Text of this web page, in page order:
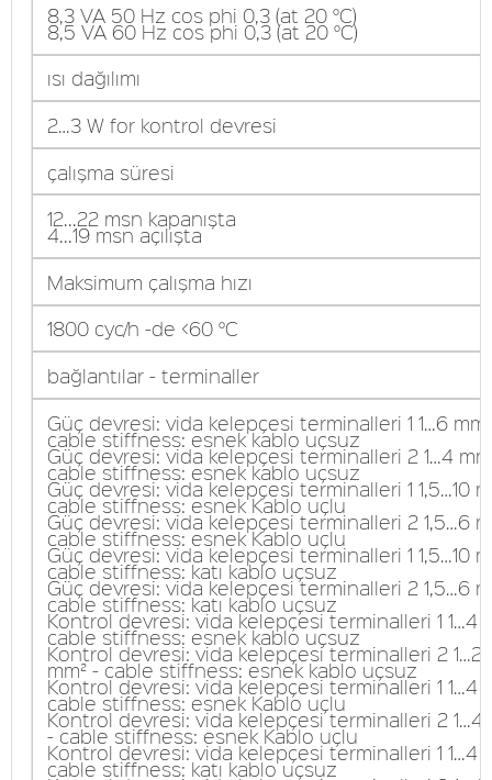
8,3 VA 50 Hz cos phi 0,3 (at 20 °C)
8,5 VA 60 Hz cos phi 0,3 (at 20 °C)
ısı dağılımı
2…3 W for kontrol devresi
çalışma süresi
12...22 msn kapanışta
4...19 msn açılışta
Maksimum çalışma hızı
1800 cyc/h -de <60 °C
bağlantılar - terminaller
Güç devresi: vida kelepçesi terminalleri 1 1…6
cable stiffness: esnek kablo uçsuz
Güç devresi: vida kelepçesi terminalleri 2 1…4
cable stiffness: esnek kablo uçsuz
Güç devresi: vida kelepçesi terminalleri 1 1,5…10
cable stiffness: esnek Kablo uçlu
Güç devresi: vida kelepçesi terminalleri 2 1,5…6
cable stiffness: esnek Kablo uçlu
Güç devresi: vida kelepçesi terminalleri 1 1,5…10
cable stiffness: katı kablo uçsuz
Güç devresi: vida kelepçesi terminalleri 2 1,5…6
cable stiffness: katı kablo uçsuz
Kontrol devresi: vida kelepçesi terminalleri 1 1…4
cable stiffness: esnek kablo uçsuz
Kontrol devresi: vida kelepçesi terminalleri 2
mm² - cable stiffness: esnek kablo uçsuz
Kontrol devresi: vida kelepçesi terminalleri 1 1…4
cable stiffness: esnek Kablo uçlu
Kontrol devresi: vida kelepçesi terminalleri 2 1…4
- cable stiffness: esnek Kablo uçlu
Kontrol devresi: vida kelepçesi terminalleri 1 1…4
cable stiffness: katı kablo uçsuz